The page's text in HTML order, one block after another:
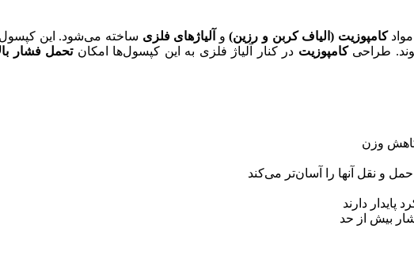
کامپوزیت (الیاف کربن و رزین)و آلیاژهای فلزی ساخته می‌شود. این
طراحیکامپوزیت در کنار آلیاژ فلزی به این کپسول‌ها امکانتحمل فشار
وزن
و نقل آنها را آسان‌تر می‌کند
دارند
بیش از حد